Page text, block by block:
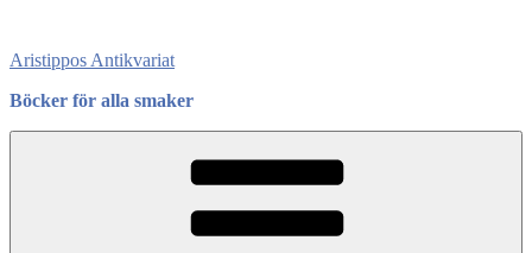
content
Aristippos Antikvariat
Böcker för alla smaker